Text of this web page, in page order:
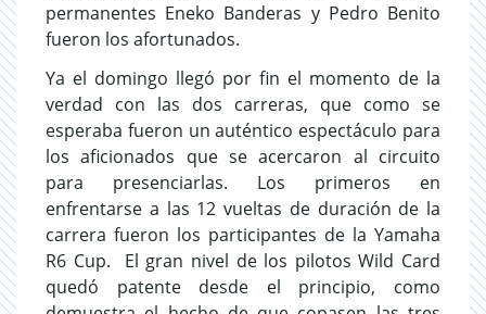
permanentes Eneko Banderas y Pedro Benito
fueron los afortunados.
Ya el domingo llegó por fin el momento de la
verdad con las dos carreras, que como se
esperaba fueron un auténtico espectáculo para
los aficionados que se acercaron al circuito
para presenciarlas. Los primeros en
enfrentarse a las 12 vueltas de duración de la
carrera fueron los participantes de la Yamaha
R6 Cup. El gran nivel de los pilotos Wild Card
quedó patente desde el principio, como